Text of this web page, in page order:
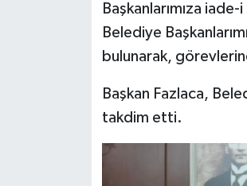
Başkanlarımıza
Belediye
bulunarak,
Başkan Fazlaca,
takdim etti.